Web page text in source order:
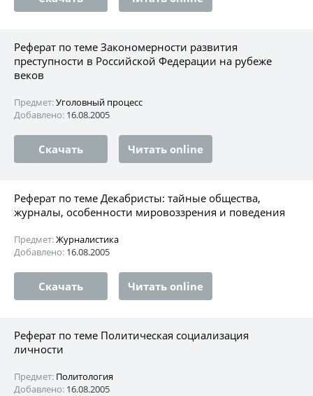
Реферат по теме Закономерности развития
преступности в Российской Федерации на рубеже
веков
Предмет:Уголовный процесс
Добавлено: 16.08.2005
Скачать Читать online
Реферат по теме Декабристы: тайные общества,
журналы, особенности мировоззрения и поведения
Предмет:Журналистика
Добавлено: 16.08.2005
Скачать Читать online
Реферат по теме Политическая социализация
личности
Предмет: Политология
Добавлено: 16.08.2005